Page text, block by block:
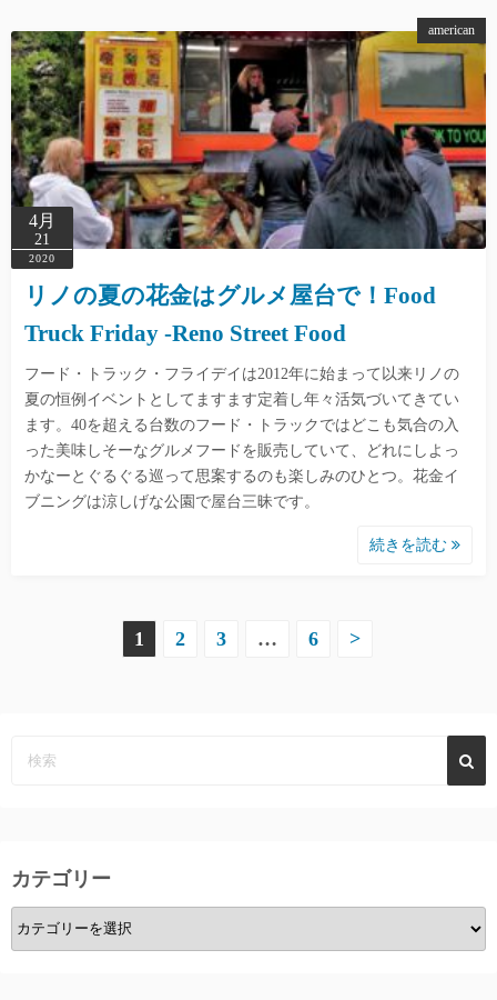
american
4月
21
2020
リノの夏の花金はグルメ屋台で！Food
Truck Friday -Reno Street Food
フード・トラック・フライデイは2012年に始まって以来リノの
夏の恒例イベントとしてますます定着し年々活気づいてきてい
ます。40を超える台数のフード・トラックではどこも気合の入
った美味しそーなグルメフードを販売していて、どれにしよっ
かなーとぐるぐる巡って思案するのも楽しみのひとつ。花金イ
ブニングは涼しげな公園で屋台三昧です。
続きを読む
ペ
送
り
1 2 3 … 6 >
カテゴリー
カ
テ